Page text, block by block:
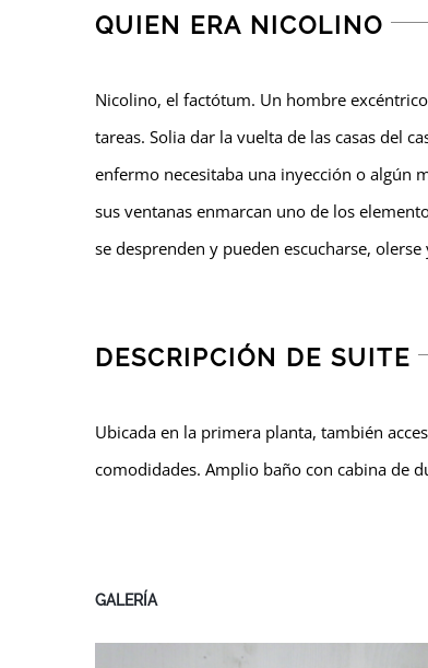
QUIEN ERA NICOLINO
Nicolino, el factótum. Un hombre
tareas. Solia dar la vuelta de las casas del
enfermo necesitaba una inyección o algún
sus ventanas enmarcan uno de los
se desprenden y pueden escucharse,
DESCRIPCIÓN DE SUITE
Ubicada en la primera planta, también
comodidades. Amplio baño con cabina de
GALERÍA